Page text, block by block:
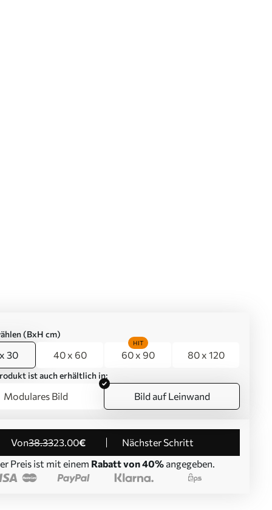
(BxH cm)
30 40 x 60 60 x 90
HIT
80 x 120
ist auch erhältlich in:
Modulares Bild Bild auf Leinwand
von38.3323.00€
Nächster Schritt
Preis ist mit einem Rabatt von 40% angegeben.